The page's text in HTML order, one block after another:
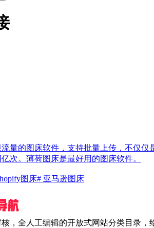
量的图床软件，支持批量上传，不仅
次。薄荷图床是最好用的图床软件。
图床# 亚马逊图床
，全人工编辑的开放式网站分类目录，